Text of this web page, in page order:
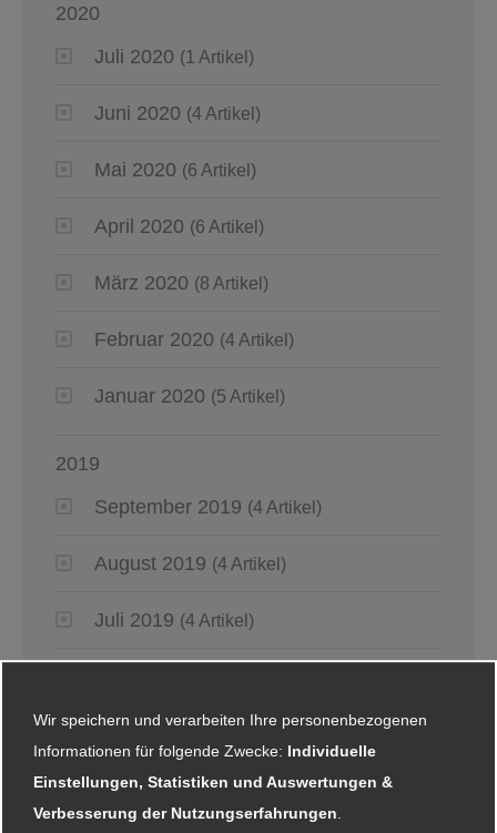
2020
Juli 2020 (1 Artikel)
Juni 2020 (4 Artikel)
Mai 2020 (6 Artikel)
April 2020 (6 Artikel)
März 2020 (8 Artikel)
Februar 2020 (4 Artikel)
Januar 2020 (5 Artikel)
2019
September 2019 (4 Artikel)
August 2019 (4 Artikel)
Juli 2019 (4 Artikel)
Mai 2019
April 2019 (4 Artikel)
Wir speichern und verarbeiten Ihre personenbezogenen
Informationen für folgende Zwecke: Individuelle
Einstellungen, Statistiken und Auswertungen &
Verbesserung der Nutzungserfahrungen